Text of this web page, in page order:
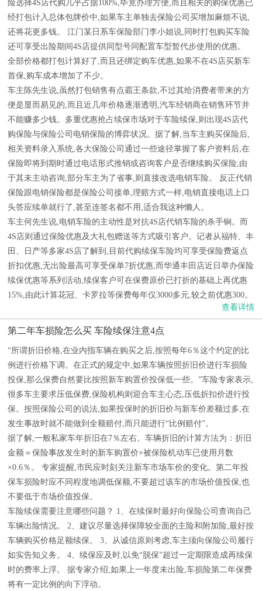
险选择4S店代购几乎占据100%,毕竟办理方便,而且相关的购保优惠已
经打包计入总体包牌价中,如果车主单独去保险公司买增加麻烦不说,
还将花更多钱。 江门某日系车保险部门李小姐说,同时打包购买车险
还可享受出险期间4S店提供同型号同配置车型暂代步使用的优惠。
全部价格都打包计算好了,而且还绑定购车优惠,如果不在4S店买新车
首保,购车成本增加了不少。
车主陈先生说,虽然打包销售有点霸王条款,不过其给消费者带来的方
便是显而易见的,而且近几年价格逐渐透明,汽车经销商在销售环节并
不能赚多少钱。多重优惠抢占续保市场对于车险续保,则出现4S店代
购保险与保险公司电销保险的博弈状况。据了解,当车主购买保险后,
相关资料录入系统,各大保险公司通过一些途径掌握了客户资料后,在
保险即将到期时通过电话形式推销或咨询客户是否继续购买保险,由
于其未主动咨询,部分车主为了省事,则直接改选电销车险。 反正代销
保险跟电销保险都是保险公司接单,理赔方式一样,电销直接电话上口
头答应续单就行了,甚至连签名都不用,适合我这种懒人。
车主何先生说,电销车险的主动性是对抗4S店代销车险的杀手锏。而
4S店则通过保险优惠及大礼包赠送等方式吸引客户。记者从福特、丰
田、日产等多家4S店了解到,目前代购续保车险均可享受保险费返点
折扣优惠,无出险最高可享受保单7折优惠,而华通丰田店近日举办保险
续保优惠等系列活动,续保客户可在保费原价已打折的基础上再优惠
15%,由此计算花冠、卡罗拉等保费每年仅3000多元,较之前优惠300。
查看详情
第二年车损险怎么买 车险续保注意4点
“所谓折旧价格,在业内指车辆在购买之后,按照每年6％这个约定的比
例进行价格下调。在正式的规定中,如果车辆按照折旧价进行车损险
投保,那么保费自然要比按照新车购置价投保低一些。”车险专家表示,
很多车主要求压低保费,保险机构则迎合车主心态,压低折扣价进行投
保。按照保险公司的说法,如果投保时的折旧价与新车价差额过多,在
发生事故时就不能做到全额赔付,而只能进行“比例赔付”。
据了解,一般私家车年折旧在7％左右。车辆折旧的计算方法为：折旧
金额＝保险事故发生时的新车购置价×被保险机动车已使用月数
×0.6％。 专家提醒,市民应时刻关注新车市场车价的变化。第二年投
保车损险时应不同程度地调低保额,不要超过该车的市场价值投保,也
不要低于市场价值投保。
车险续保需要注意哪些问题？ 1、在续保时最好向保险公司查询自己
车辆出险情况。 2、建议尽量选择保障较全面的主险和附加险,最好按
车辆购买价格足额续保。 3、从诚信原则考虑,车主须向保险公司履行
如实告知义务。 4、续保应及时,以免“脱保”超过一定期限造成再续保
时的费率上浮。 据专家介绍,如果上一年度未出险,车损险第二年保费
将有一定比例的向下浮动。